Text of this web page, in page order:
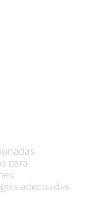
para
adecuadas